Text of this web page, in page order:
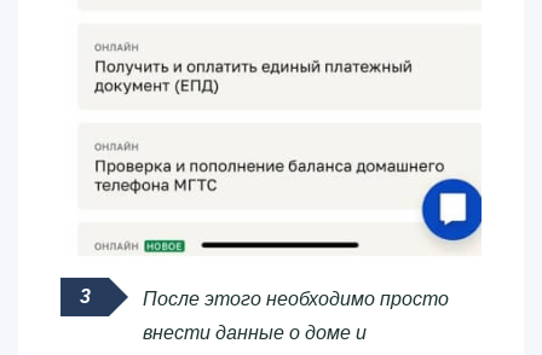
После этого необходимо просто
внести данные о доме и